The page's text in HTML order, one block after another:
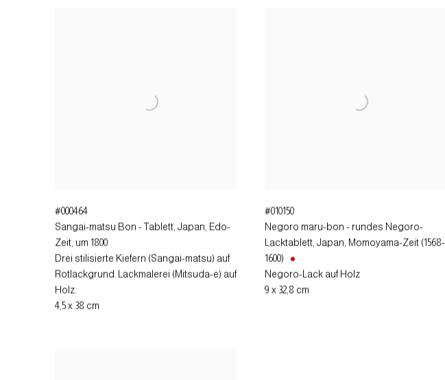
#000464
Sangai-matsu Bon - Tablett Japan, Edo-
Zeit, um 1800
Drei stilisierte Kiefern (Sangai-matsu) auf
Rotlackgrund. Lackmalerei (Mitsuda-e) auf
Holz.
4,5 x 38 cm
#010150
Negoro maru-bon - rundes Negoro-
Lacktablett Japan, Momoyama-Zeit (1568-
1600)
Negoro-Lack auf Holz
9 x 32,8 cm